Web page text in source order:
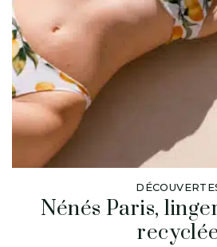
Nénés Paris,